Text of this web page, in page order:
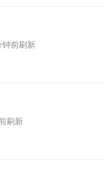
钟前刷新
刷新